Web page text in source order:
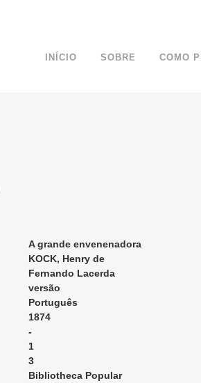
INÍCIO SOBRE COMO
A grande envenenadora
KOCK, Henry de
Fernando Lacerda
versão
Português
1874
-
1
3
Bibliotheca Popular